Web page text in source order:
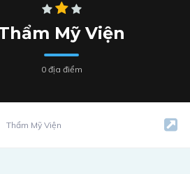
Mỹ Viện
0 địa điểm
Thẩm Mỹ Viện